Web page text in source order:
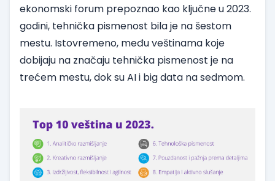
ekonomski forum prepoznao kao ključne u 2023.
godini, tehnička pismenost bila je na šestom
mestu. Istovremeno, među veštinama koje
dobijaju na značaju tehnička pismenost je na
trećem mestu, dok su AI i big data na sedmom.